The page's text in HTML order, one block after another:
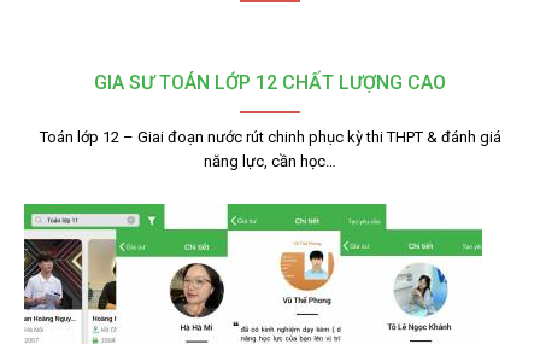
GIA SƯ TOÁN LỚP 12 CHẤT LƯỢNG CAO
Toán lớp 12 – Giai đoạn nước rút chinh phục kỳ thi THPT & đánh giá
năng lực, cần học…